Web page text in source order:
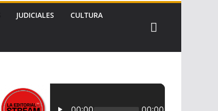
JUDICIALES CULTURA